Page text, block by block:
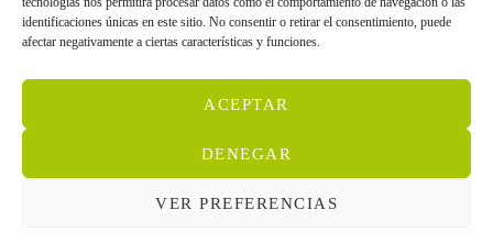
identificaciones únicas en este sitio. No consentir o retirar el consentimiento, puede
afectar negativamente a ciertas características y funciones.
ACEPTAR
DENEGAR
VER PREFERENCIAS